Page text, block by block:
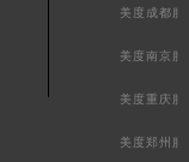
美度成都服
美度南京服
美度重庆服
美度郑州服